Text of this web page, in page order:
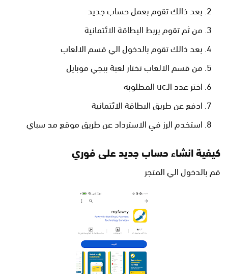
بعد ذالك تقوم بعمل حساب جديد
من ثم تقوم بربط البطاقة الائتمانية
بعد ذالك تقوم بالدخول الي قسم الالعاب
من قسم الالعاب تختار لعبة ببجي موبايل
اختر عدد الـuc المطلوبه
ادفع عن طريق البطاقة الائتمانية
استخدم الرز في الاسترداد عن طريق موقع مد سباي
كيفية انشاء حساب جديد على فوري
قم بالدخول الي المتجر